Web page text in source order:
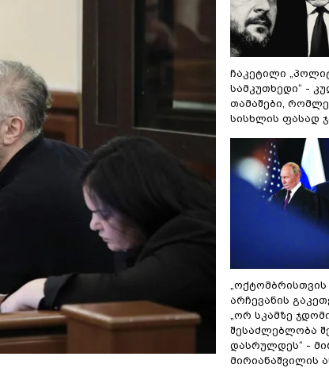
ჩაკეტილი
სამკუთხედი“ -
თამაშები,
სისხლის ფასად
არჩევანის
„ორ სკამზე
შესაძლებლობა
დასრულდეს“ -
მირიანაშვილის